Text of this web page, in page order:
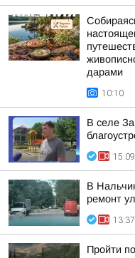
дарами
10:10
В селе
15:09
В
ремонт
13:37
Пройти